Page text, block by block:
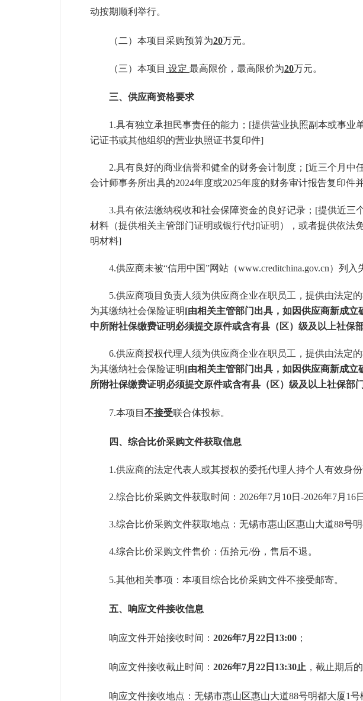
动按期顺利举行。
（二）本项目采购预算为20万元。
（三） 本项目 设定 最高限价，最高限价为20万元。
三、供应商资格要求
1.具有独立承担民事责任的能力； [提供营业执照副本或事业
记证书或其他组织的营业执照证书复印件]
2.具有良好的商业信誉和健全的财务会计制度；[近三个月中
会计师事务所出具的2024年度或2025年度的财务审计报告复印件
3.具有依法缴纳税收和社会保障资金的良好记录；[提供近三
材料（提供相关主管部门证明或银行代扣证明），或者提供依
明材料]
4.供应商未被“信用中国”网站（www.creditchina.gov.cn）列
5.供应商项目负责人须为供应商企业在职员工，提供由法定
为其缴纳社会保险证明[由相关主管部门出具，如因供应商新成
中所附社保缴费证明必须提交原件或含有县（区）级及以上社保
6.供应商授权代理人须为供应商企业在职员工，提供由法定
为其缴纳社会保险证明[由相关主管部门出具，如因供应商新成
所附社保缴费证明必须提交原件或含有县（区）级及以上社保部
7.本项目 不接受联合体投标。
四、综合比价采购文件获取信息
1.供应商的法定代表人或其授权的委托代理人持个人有效身
2.综合比价采购文件获取时间： 2026年7月10日-2026年7月16日
3.综合比价采购文件获取地点： 无锡市惠山区惠山大道88号
4.综合比价采购文件售价：伍拾元/份，售后不退。
5.其他相关事项：本项目综合比价采购文件不接受邮寄。
五、响应文件接收信息
响应文件开始接收时间： 2026年7月22日 13:00 ；
响应文件接收截止时间： 2026年7月22日 13:30止 ，截止期后
响应文件接收地点：无锡市惠山区惠山大道88号明都大厦1号